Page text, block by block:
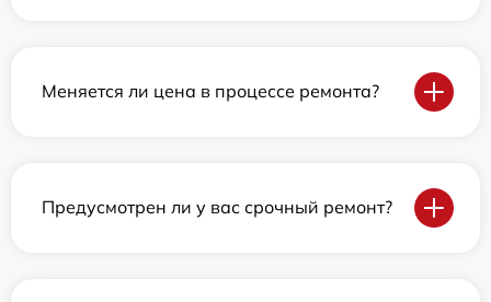
Меняется ли цена в процессе ремонта?
Предусмотрен ли у вас срочный ремонт?